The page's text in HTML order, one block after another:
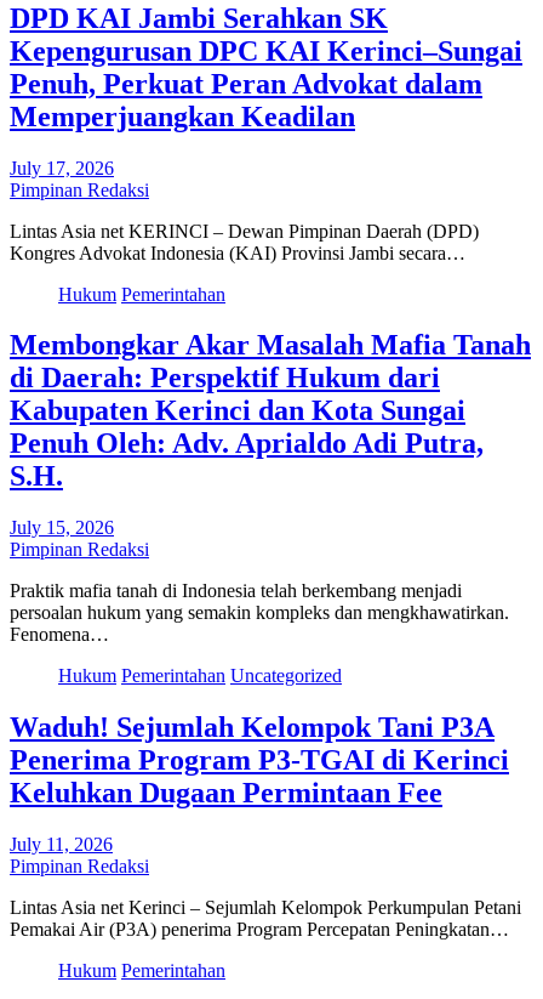
DPD KAI Jambi Serahkan SK
Kepengurusan DPC KAI Kerinci–Sungai
Penuh, Perkuat Peran Advokat dalam
Memperjuangkan Keadilan
July 17, 2026
Pimpinan Redaksi
Lintas Asia net KERINCI – Dewan Pimpinan Daerah (DPD)
Kongres Advokat Indonesia (KAI) Provinsi Jambi secara…
Hukum Pemerintahan
Membongkar Akar Masalah Mafia Tanah
di Daerah: Perspektif Hukum dari
Kabupaten Kerinci dan Kota Sungai
Penuh Oleh: Adv. Aprialdo Adi Putra,
S.H.
July 15, 2026
Pimpinan Redaksi
Praktik mafia tanah di Indonesia telah berkembang menjadi
persoalan hukum yang semakin kompleks dan mengkhawatirkan.
Fenomena…
Hukum Pemerintahan Uncategorized
Waduh! Sejumlah Kelompok Tani P3A
Penerima Program P3-TGAI di Kerinci
Keluhkan Dugaan Permintaan Fee
July 11, 2026
Pimpinan Redaksi
Lintas Asia net Kerinci – Sejumlah Kelompok Perkumpulan Petani
Pemakai Air (P3A) penerima Program Percepatan Peningkatan…
Hukum Pemerintahan